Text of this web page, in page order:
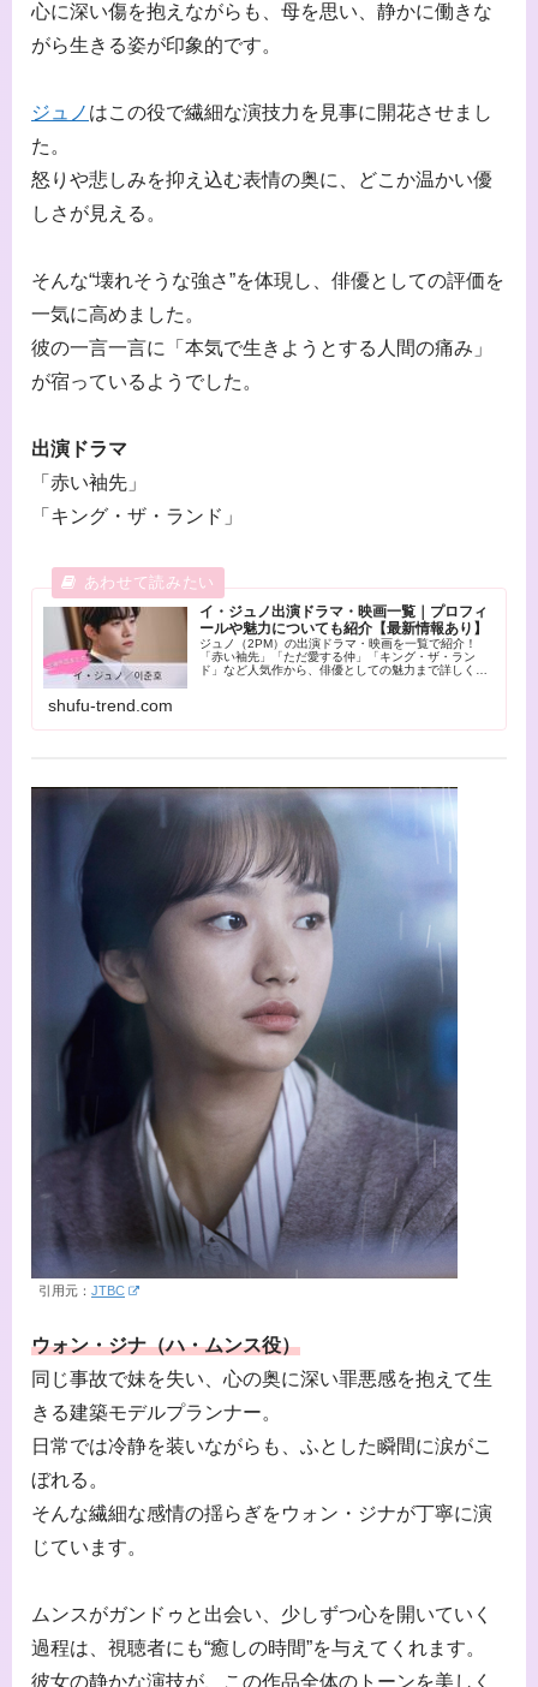
心に深い傷を抱えながらも、母を思い、静かに働きな
がら生きる姿が印象的です。
ジュノ はこの役で繊細な演技力を見事に開花させまし
た。
怒りや悲しみを抑え込む表情の奥に、どこか温かい優
しさが見える。
そんな“壊れそうな強さ”を体現し、俳優としての評価を
一気に高めました。
彼の一言一言に「本気で生きようとする人間の痛み」
が宿っているようでした。
出演ドラマ
「赤い袖先」
「キング・ザ・ランド」
イ・ジュノ出演ドラマ・映画一覧｜プロフィ
ールや魅力についても紹介【最新情報あり】
ジュノ（2PM）の出演ドラマ・映画を一覧で紹介！
「赤い袖先」「ただ愛する仲」「キング・ザ・ラン
ド」など人気作から、俳優としての魅力まで詳しく解
shufu-trend.com
引用元： JTBC
ウォン・ジナ（ハ・ムンス役）
同じ事故で妹を失い、心の奥に深い罪悪感を抱えて生
きる建築モデルプランナー。
日常では冷静を装いながらも、ふとした瞬間に涙がこ
ぼれる。
そんな繊細な感情の揺らぎをウォン・ジナが丁寧に演
じています。
ムンスがガンドゥと出会い、少しずつ心を開いていく
過程は、視聴者にも“癒しの時間”を与えてくれます。
彼女の静かな演技が、この作品全体のトーンを美しく